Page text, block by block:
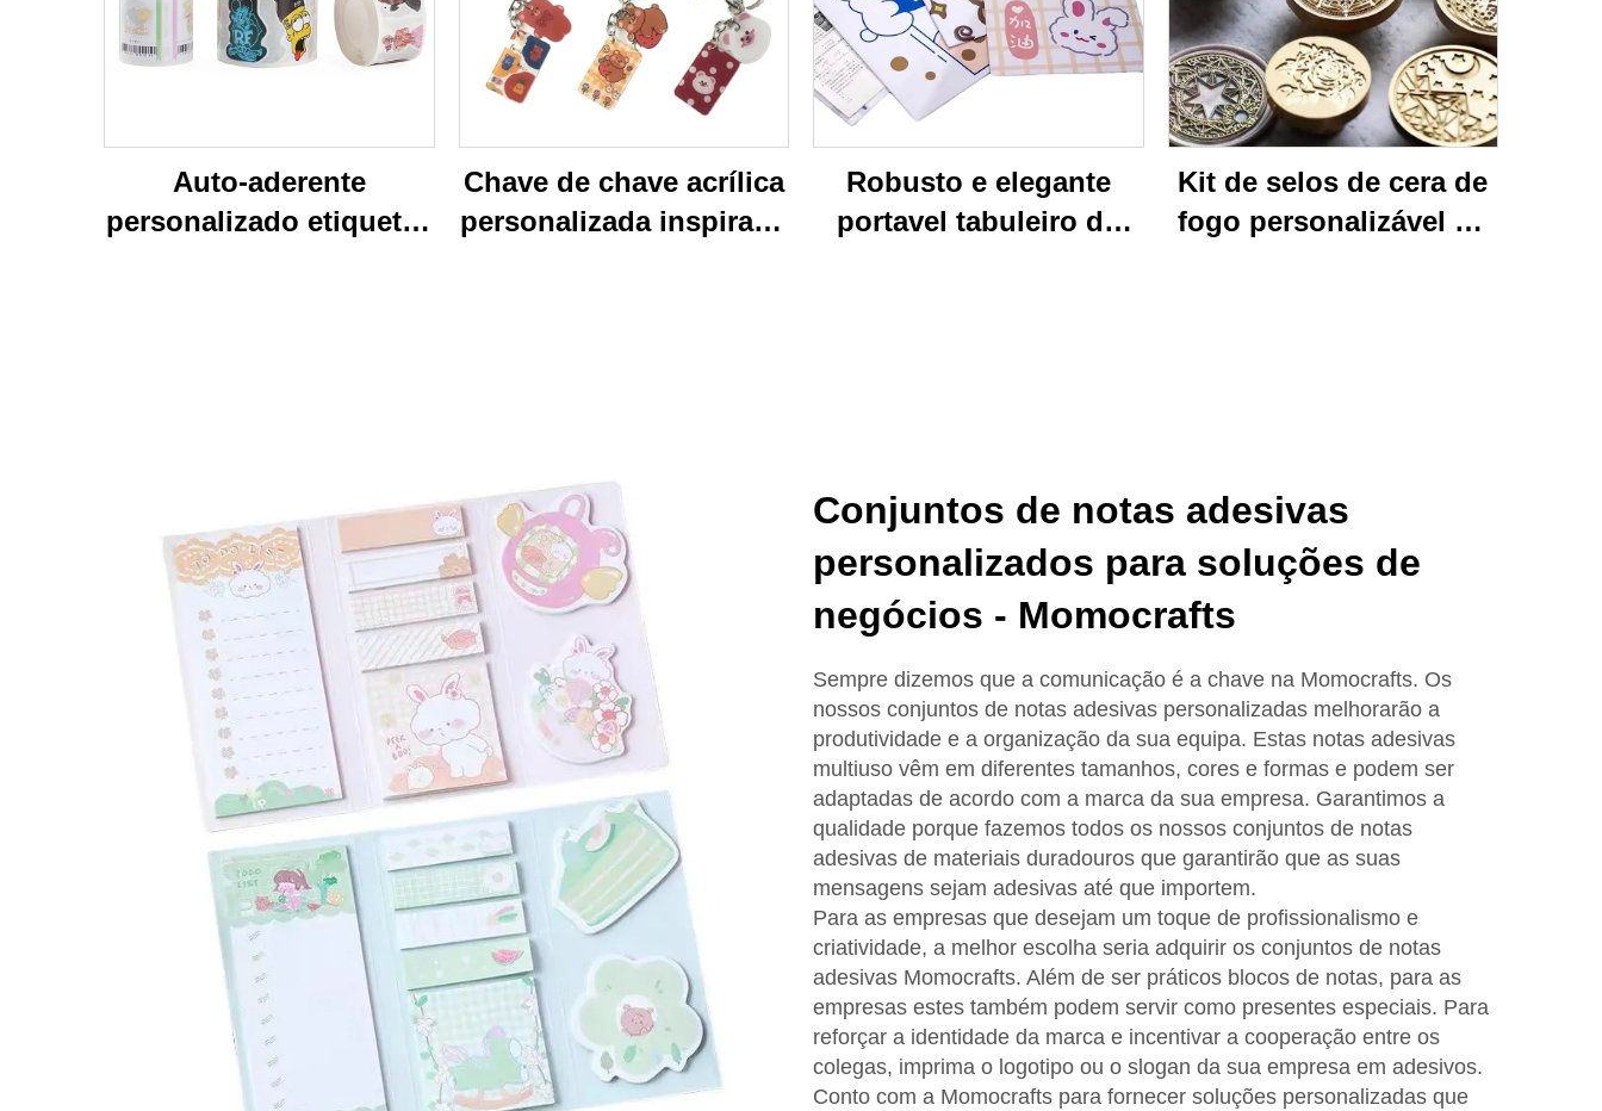
Auto-aderente
personalizado etiquetas
Chave de chave acrílica
personalizada inspirada
Robusto e elegante
portavel tabuleiro de
Kit de selos de cera de
fogo personalizável de
Conjuntos de notas adesivas
personalizados para soluções de
negócios - Momocrafts
Sempre dizemos que a comunicação é a chave na Momocrafts. Os
nossos conjuntos de notas adesivas personalizadas melhorarão a
produtividade e a organização da sua equipa. Estas notas adesivas
multiuso vêm em diferentes tamanhos, cores e formas e podem ser
adaptadas de acordo com a marca da sua empresa. Garantimos a
qualidade porque fazemos todos os nossos conjuntos de notas
adesivas de materiais duradouros que garantirão que as suas
mensagens sejam adesivas até que importem.
Para as empresas que desejam um toque de profissionalismo e
criatividade, a melhor escolha seria adquirir os conjuntos de notas
adesivas Momocrafts. Além de ser práticos blocos de notas, para as
empresas estes também podem servir como presentes especiais. Para
reforçar a identidade da marca e incentivar a cooperação entre os
colegas, imprima o logotipo ou o slogan da sua empresa em adesivos.
Conto com a Momocrafts para fornecer soluções personalizadas que